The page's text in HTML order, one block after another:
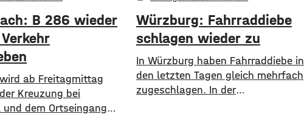
B 286 wieder
ab Freitagmittag
Kreuzung bei
dem Ortseingang
Würzburg: Fahrraddiebe
schlagen wieder zu
In Würzburg haben Fahrraddiebe in
den letzten Tagen gleich mehrfach
zugeschlagen. In der